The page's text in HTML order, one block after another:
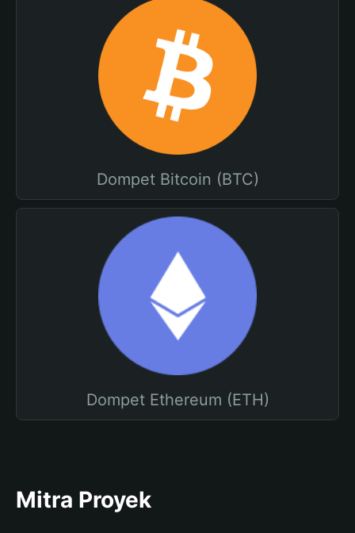
Dompet Bitcoin (BTC)
Dompet Ethereum (ETH)
Mitra Proyek